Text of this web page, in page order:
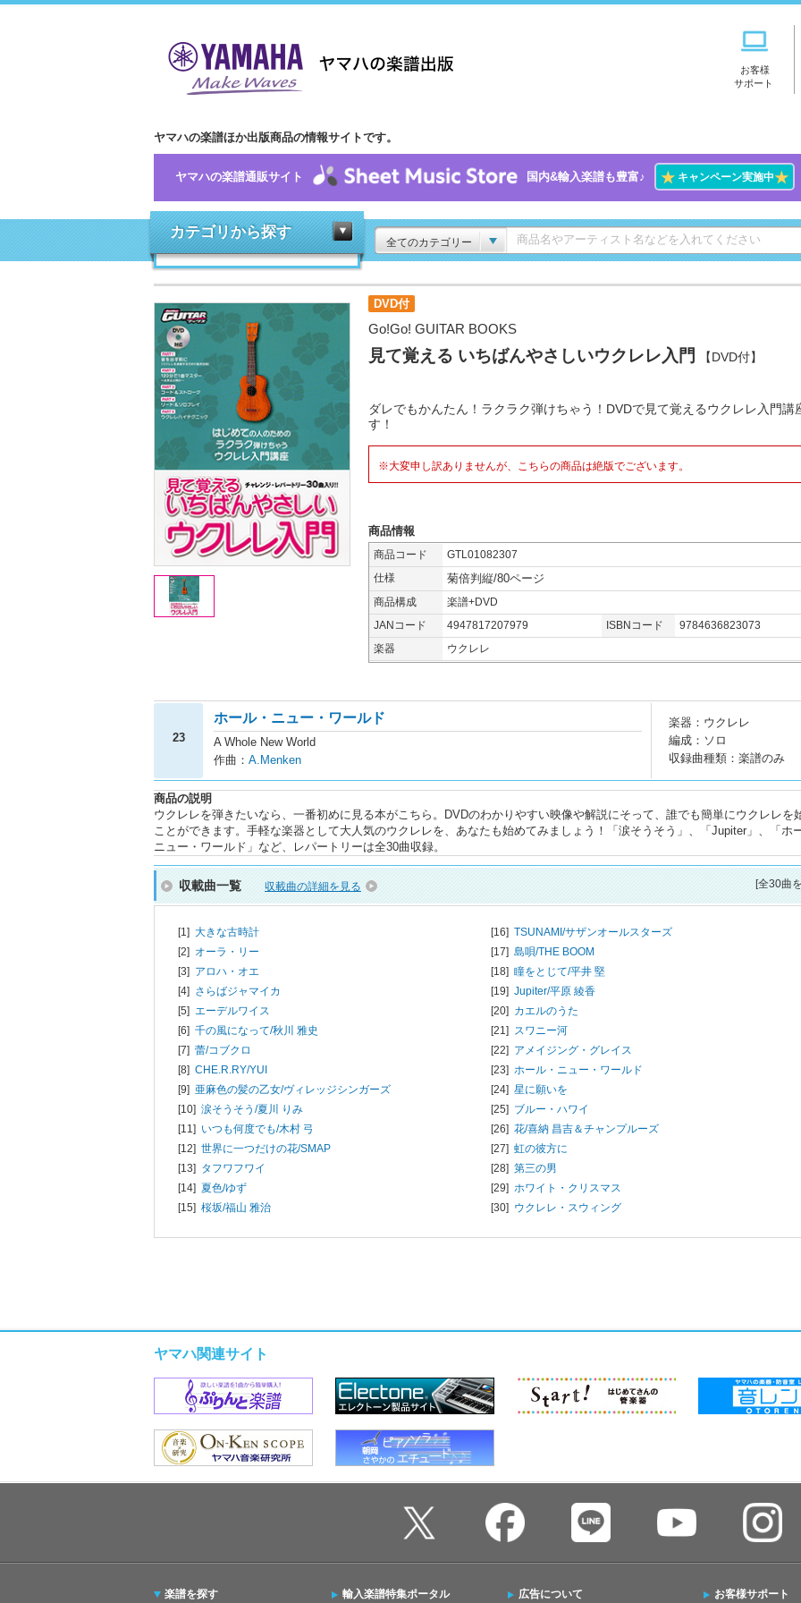
お客様
サポート
ヤマハの楽譜ほか出版商品の情報サイトです。
ヤマハの楽譜通販サイト 国内&輸入楽譜も豊富♪ ★キャンペーン実施中★
カテゴリから探す
全てのカテゴリー
DVD付
Go!Go! GUITAR BOOKS
見て覚える いちばんやさしいウクレレ入門 【DVD付】
ダレでもかんたん！ラクラク弾けちゃう！DVDで見て覚えるウクレレ入門講
す！
※大変申し訳ありませんが、こちらの商品は絶版でございます。
商品情報
商品コード
GTL01082307
仕様
菊倍判縦/80ページ
商品構成
楽譜+DVD
JANコード
4947817207979 ISBNコード
9784636823073
楽器
ウクレレ
23
ホール・ニュー・ワールド
A Whole New World
作曲： A.Menken
楽器：ウクレレ
編成：ソロ
収録曲種類：楽譜のみ
商品の説明
ウクレレを弾きたいなら、一番初めに見る本がこちら。DVDのわかりやすい映像や解説にそって、誰でも簡単にウクレレを
ことができます。手軽な楽器として大人気のウクレレを、あなたも始めてみましょう！「涙そうそう」、「Jupiter」、「ホ
ニュー・ワールド」など、レパートリーは全30曲収録。
収載曲一覧 収載曲の詳細を見る [全30曲
[1] 大きな古時計
[2] オーラ・リー
[3] アロハ・オエ
[4] さらばジャマイカ
[5] エーデルワイス
[6] 千の風になって/秋川 雅史
[7] 蕾/コブクロ
[8] CHE.R.RY/YUI
[9] 亜麻色の髪の乙女/ヴィレッジシンガーズ
[10] 涙そうそう/夏川 りみ
[11] いつも何度でも/木村 弓
[12] 世界に一つだけの花/SMAP
[13] タフワフワイ
[14] 夏色/ゆず
[15] 桜坂/福山 雅治
[16] TSUNAMI/サザンオールスターズ
[17] 島唄/THE BOOM
[18] 瞳をとじて/平井 堅
[19] Jupiter/平原 綾香
[20] カエルのうた
[21] スワニー河
[22] アメイジング・グレイス
[23] ホール・ニュー・ワールド
[24] 星に願いを
[25] ブルー・ハワイ
[26] 花/喜納 昌吉＆チャンプルーズ
[27] 虹の彼方に
[28] 第三の男
[29] ホワイト・クリスマス
[30] ウクレレ・スウィング
ヤマハ関連サイト
楽譜を探す 輸入楽譜特集ポータル 広告について お客様サポート